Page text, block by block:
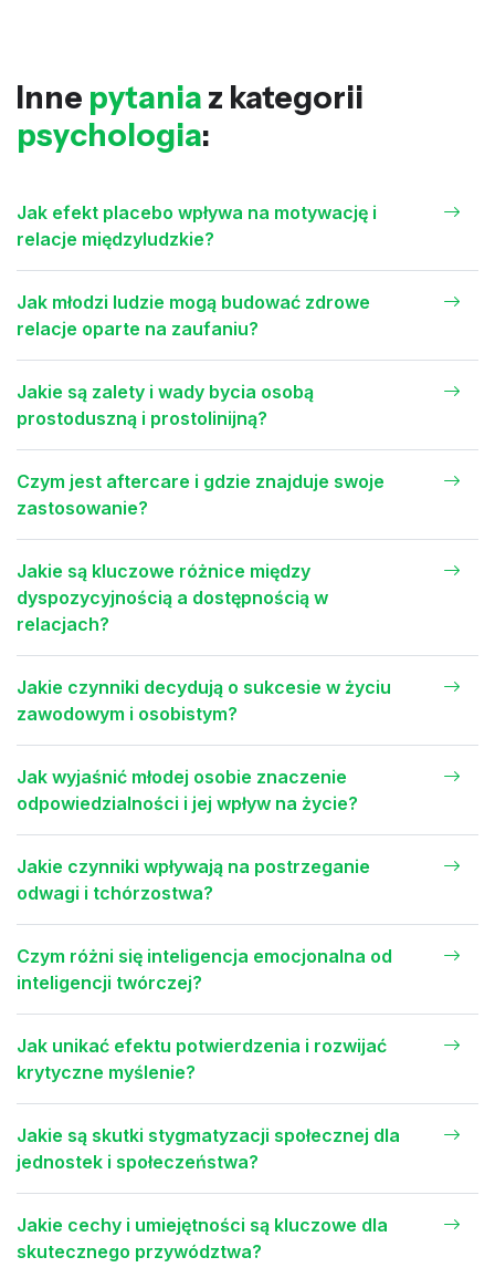
Inne pytania z kategorii
psychologia:
Jak efekt placebo wpływa na motywację i
relacje międzyludzkie?
Jak młodzi ludzie mogą budować zdrowe
relacje oparte na zaufaniu?
Jakie są zalety i wady bycia osobą
prostoduszną i prostolinijną?
Czym jest aftercare i gdzie znajduje swoje
zastosowanie?
Jakie są kluczowe różnice między
dyspozycyjnością a dostępnością w
relacjach?
Jakie czynniki decydują o sukcesie w życiu
zawodowym i osobistym?
Jak wyjaśnić młodej osobie znaczenie
odpowiedzialności i jej wpływ na życie?
Jakie czynniki wpływają na postrzeganie
odwagi i tchórzostwa?
Czym różni się inteligencja emocjonalna od
inteligencji twórczej?
Jak unikać efektu potwierdzenia i rozwijać
krytyczne myślenie?
Jakie są skutki stygmatyzacji społecznej dla
jednostek i społeczeństwa?
Jakie cechy i umiejętności są kluczowe dla
skutecznego przywództwa?